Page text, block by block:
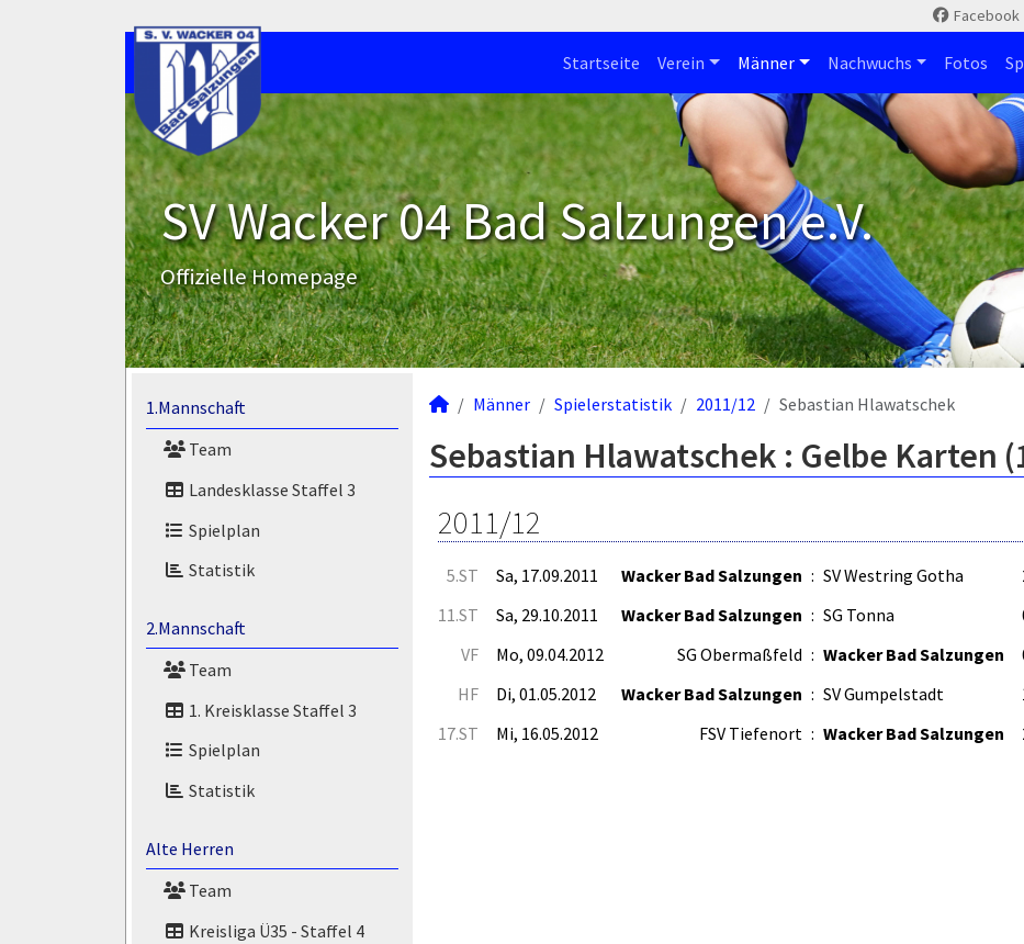
Facebook
Startseite Verein Männer Nachwuchs Fotos
SV Wacker 04 Bad Salzungen e.V.
Offizielle Homepage
1.Mannschaft
Team
Landesklasse Staffel 3
Spielplan
Statistik
2.Mannschaft
Team
1. Kreisklasse Staffel 3
Spielplan
Statistik
Alte Herren
Team
Kreisliga Ü35 - Staffel 4
Männer Spielerstatistik 2011/12 Sebastian Hlawatschek
Sebastian Hlawatschek : Gelbe Karten
2011/12
5.ST Sa, 17.09.2011 Wacker Bad Salzungen : SV Westring Gotha
11.ST Sa, 29.10.2011 Wacker Bad Salzungen : SG Tonna
VF Mo, 09.04.2012 SG Obermaßfeld : Wacker Bad Salzungen
HF Di, 01.05.2012 Wacker Bad Salzungen : SV Gumpelstadt
17.ST Mi, 16.05.2012 FSV Tiefenort : Wacker Bad Salzungen